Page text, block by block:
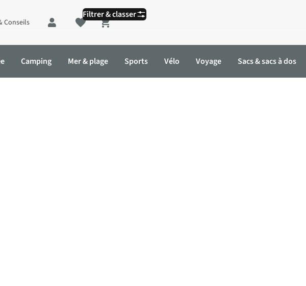
Conseils
Shopping cart
Camping Mer & plage Sports Vélo Voyage Sacs & sacs à dos
Filtrer & classer